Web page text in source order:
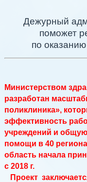
Дежурный
поможет
по
Министерством
разработан
поликлиника»,
эффективность
учреждений и
помощи в 40
область начала
с 2018 г.
Проект